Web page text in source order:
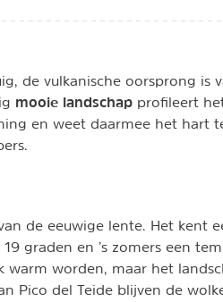
de vulkanische oorsprong is
mooie landschap profileert
en weet daarmee het hart
de eeuwige lente. Het kent
graden en ’s zomers een
warm worden, maar het
Pico del Teide blijven de